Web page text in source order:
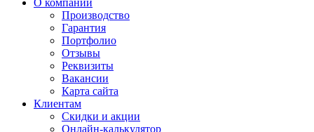
О компании
Производство
Гарантия
Портфолио
Отзывы
Реквизиты
Вакансии
Карта сайта
Клиентам
Скидки и акции
Онлайн-калькулятор